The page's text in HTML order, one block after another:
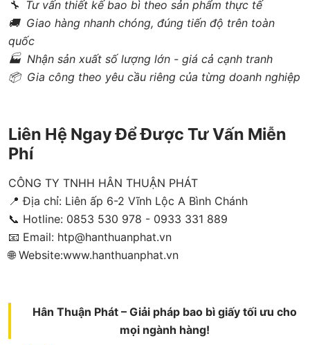
🔧 Tư vấn thiết kế bao bì theo sản phẩm thực tế
🚚 Giao hàng nhanh chóng, đúng tiến độ trên toàn
quốc
🏭 Nhận sản xuất số lượng lớn - giá cả cạnh tranh
📦 Gia công theo yêu cầu riêng của từng doanh nghiệp
Liên Hệ Ngay Để Được Tư Vấn Miễn
Phí
CÔNG TY TNHH HÂN THUẬN PHÁT
📍 Địa chỉ: Liên ấp 6-2 Vĩnh Lộc A Bình Chánh
📞 Hotline: 0853 530 978 - 0933 331 889
📧 Email: htp@hanthuanphat.vn
🌐 Website:www.hanthuanphat.vn
Hân Thuận Phát – Giải pháp bao bì giấy tối ưu cho
mọi ngành hàng!